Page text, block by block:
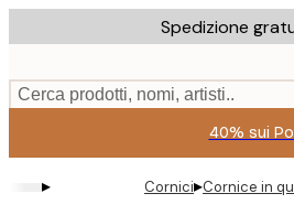
to
content.
Spedizione
Cerca prodotti, nomi, artisti..
40% sui
▸ Cornici▸Cornice in